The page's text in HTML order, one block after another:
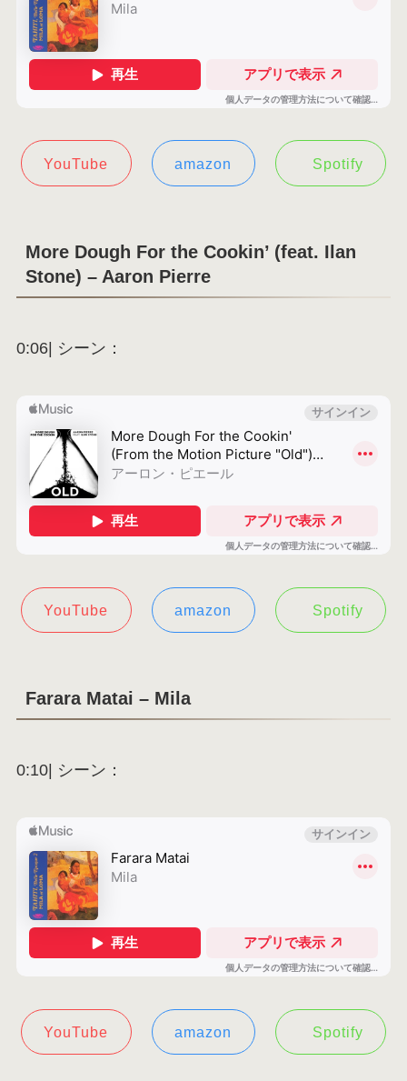
YouTube amazon Spotify
More Dough For the Cookin’ (feat. Ilan
Stone) – Aaron Pierre
0:06| シーン：
YouTube amazon Spotify
Farara Matai – Mila
0:10| シーン：
YouTube amazon Spotify